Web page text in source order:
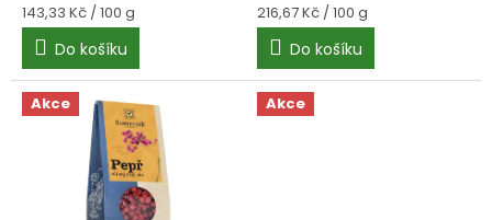
Měrná
cena:
143,33 Kč / 100 g
Do košíku
Měrná
cena:
216,67 Kč / 100 g
Do košíku
Akce Akce